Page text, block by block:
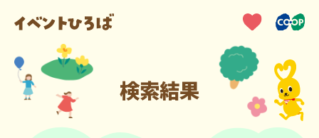
検索結果